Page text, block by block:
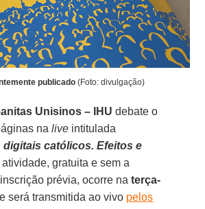
publicado(Foto: divulgação)
Unisinos – IHU debate o
nalive intitulada
católicos. Efeitos e
atividade, gratuita e sem a
prévia, ocorre naterça-
será transmitida ao vivo pelos